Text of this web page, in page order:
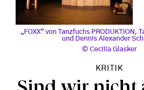
„FOXX“ von Tanzfuchs PRODUKTION,
und Dennis Alexander
Cecilia Glasker
KRITIK